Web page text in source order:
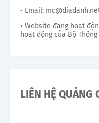
• Email:
• Website đang hoạt
hoạt động của Bộ
LIÊN HỆ QUẢNG